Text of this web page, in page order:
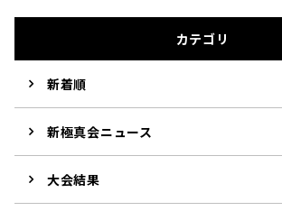
カテゴリ
新着順
新極真会ニュース
大会結果